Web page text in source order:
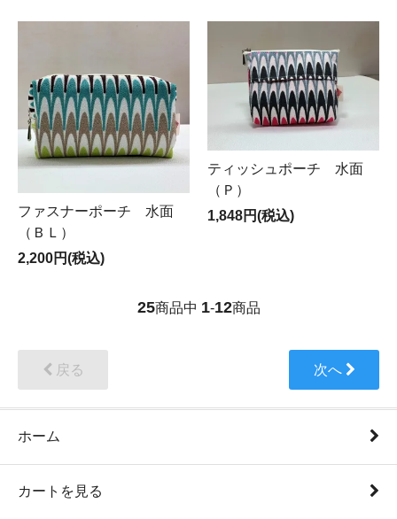
ファスナーポーチ 水面
（ＢＬ）
2,200円(税込)
ティッシュポーチ 水面
（Ｐ）
1,848円(税込)
25商品中 1-12商品
戻る 次へ
ホーム
カートを見る